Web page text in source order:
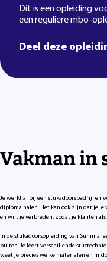
Vakman in
Je werkt al bij een stukadoorsbedrijf en
diploma halen. Het kan ook zijn dat je
en wilt je verbreden, zodat je klanten
In de stukadoorsopleiding van Summa
buiten. Je leert verschillende
weet je precies welke materialen en
Dit is een opleiding
een reguliere mbo-
Deel deze